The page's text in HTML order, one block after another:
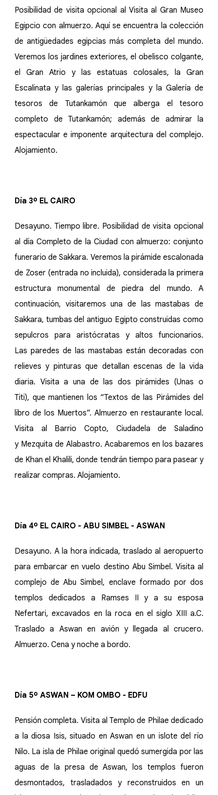
Posibilidad de visita opcional al Visita al Gran Museo
Egipcio con almuerzo. Aquí se encuentra la colección
de antigüedades egipcias más completa del mundo.
Veremos los jardines exteriores, el obelisco colgante,
el Gran Atrio y las estatuas colosales, la Gran
Escalinata y las galerías principales y la Galería de
tesoros de Tutankamón que alberga el tesoro
completo de Tutankamón; además de admirar la
espectacular e imponente arquitectura del complejo.
Alojamiento.
Día 3º EL CAIRO
Desayuno. Tiempo libre. Posibilidad de visita opcional
al día Completo de la Ciudad con almuerzo: conjunto
funerario de Sakkara. Veremos la pirámide escalonada
de Zoser (entrada no incluida), considerada la primera
estructura monumental de piedra del mundo. A
continuación, visitaremos una de las mastabas de
Sakkara, tumbas del antiguo Egipto construidas como
sepulcros para aristócratas y altos funcionarios.
Las paredes de las mastabas están decoradas con
relieves y pinturas que detallan escenas de la vida
diaria. Visita a una de las dos pirámides (Unas o
Titi), que mantienen los “Textos de las Pirámides del
libro de los Muertos”. Almuerzo en restaurante local.
Visita al Barrio Copto, Ciudadela de Saladino
y Mezquita de Alabastro. Acabaremos en los bazares
de Khan el Khalili, donde tendrán tiempo para pasear y
realizar compras. Alojamiento.
Día 4º EL CAIRO - ABU SIMBEL - ASWAN
Desayuno. A la hora indicada, traslado al aeropuerto
para embarcar en vuelo destino Abu Simbel. Visita al
complejo de Abu Simbel, enclave formado por dos
templos dedicados a Ramses II y a su esposa
Nefertari, excavados en la roca en el siglo XIII a.C.
Traslado a Aswan en avión y llegada al crucero.
Almuerzo. Cena y noche a bordo.
Día 5º ASWAN – KOM OMBO - EDFU
Pensión completa. Visita al Templo de Philae dedicado
a la diosa Isis, situado en Aswan en un islote del río
Nilo. La isla de Philae original quedó sumergida por las
aguas de la presa de Aswan, los templos fueron
desmontados, trasladados y reconstruidos en un